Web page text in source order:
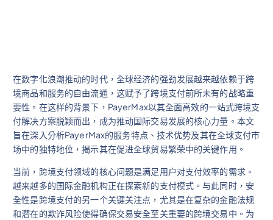
在数字化浪潮推动的时代，全球经济的强劲发展越来越依赖于跨
境商品和服务的自由流通，这赋予了跨境支付前所未有的战略重
要性。在这样的背景下，PayerMax以其全面高效的一站式跨境支
付解决方案脱颖而出，成为推动国际交易发展的核心力量。本文
旨在深入分析PayerMax的服务特点、技术优势及其在全球支付市
场中的独特地位，揭示其在促进全球贸易繁荣中的关键作用。
当前，跨境支付领域的核心问题是满足用户对支付效率的需求。
越来越多的国际金融机构正在探索新的支付模式。与此同时，安
全性是跨境支付的另一个关键关注点，尤其是在复杂的金融法规
和潜在的欺诈风险使得确保交易安全至关重要的跨境交易中。为